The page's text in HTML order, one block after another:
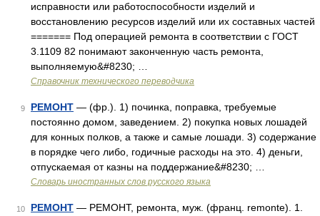
исправности или работоспособности изделий и
восстановлению ресурсов изделий или их составных частей
======= Под операцией ремонта в соответствии с ГОСТ
3.1109 82 понимают законченную часть ремонта,
выполняемую&#8230; …
Справочник технического переводчика
9 РЕМОНТ — (фр.). 1) починка, поправка, требуемые
постоянно домом, заведением. 2) покупка новых лошадей
для конных полков, а также и самые лошади. 3) содержание
в порядке чего либо, годичные расходы на это. 4) деньги,
отпускаемая от казны на поддержание&#8230; …
Словарь иностранных слов русского языка
10 РЕМОНТ — РЕМОНТ, ремонта, муж. (франц. remonte). 1.